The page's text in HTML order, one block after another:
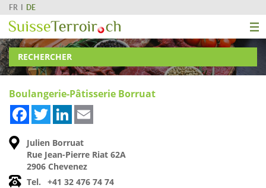
FR DE
RECHERCHER
Boulangerie-Pâtisserie Borruat
FacebookTwitterLinkedIn
Julien Borruat
Rue Jean-Pierre Riat 62A
2906 Chevenez
Tel.
+41 32 476 74 74